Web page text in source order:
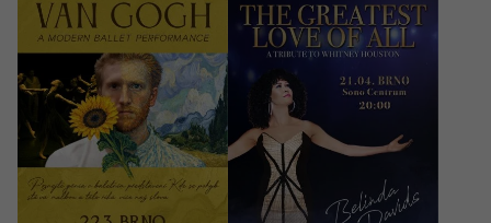
22/03/2027 19:00
Van Gogh — taneční
představení
Brno, Sono Centrum
990 - 1390 CZK
21/04/2027 20:00
The Greatest Love
of All, Whitney
Houston Tribute by
Belinda Davids
Brno, Sono Centrum
1090 - 1790 CZK